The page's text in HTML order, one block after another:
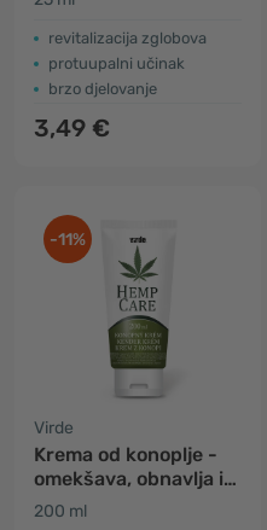
revitalizacija zglobova
protuupalni učinak
brzo djelovanje
3,49 €
-11%
Virde
Krema od konoplje -
omekšava, obnavlja i
njeguje
200 ml